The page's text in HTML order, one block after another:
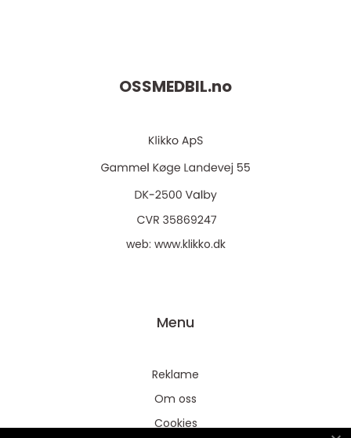
OSSMEDBIL.no
web: www.klikko.dk
Menu
Reklame
Om oss
Cookies